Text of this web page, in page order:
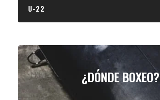
U-22
¿DÓNDE BOXEO?